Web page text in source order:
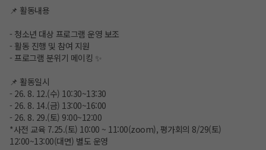
📌 활동내용
- 청소년 대상 프로그램 운영 보조
- 활동 진행 및 참여 지원
- 프로그램 분위기 메이킹 ✨
📌 활동일시
- 26. 8. 12.(수) 10:30~13:30
- 26. 8. 14.(금) 13:00~16:00
- 26. 8. 29.(토) 9:00~12:00
*사전 교육 7.25.(토) 10:00 ~ 11:00(zoom), 평가회의 8/29(토)
12:00~13:00(대면) 별도 운영